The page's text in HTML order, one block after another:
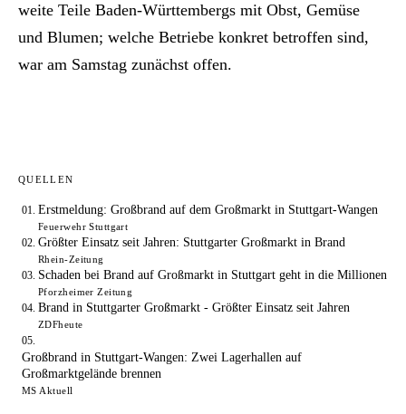
weite Teile Baden-Württembergs mit Obst, Gemüse
und Blumen; welche Betriebe konkret betroffen sind,
war am Samstag zunächst offen.
QUELLEN
Erstmeldung: Großbrand auf dem Großmarkt in Stuttgart-Wangen
Feuerwehr Stuttgart
Größter Einsatz seit Jahren: Stuttgarter Großmarkt in Brand
Rhein-Zeitung
Schaden bei Brand auf Großmarkt in Stuttgart geht in die Millionen
Pforzheimer Zeitung
Brand in Stuttgarter Großmarkt - Größter Einsatz seit Jahren
ZDFheute
Großbrand in Stuttgart-Wangen: Zwei Lagerhallen auf
Großmarktgelände brennen
MS Aktuell